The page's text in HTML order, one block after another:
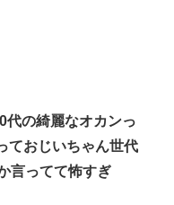
代の綺麗なオカンっ
ておじいちゃん世代
言ってて怖すぎ